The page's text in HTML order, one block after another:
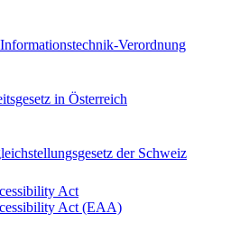
Verordnung
in Österreich
der Schweiz
Act
Act (EAA)